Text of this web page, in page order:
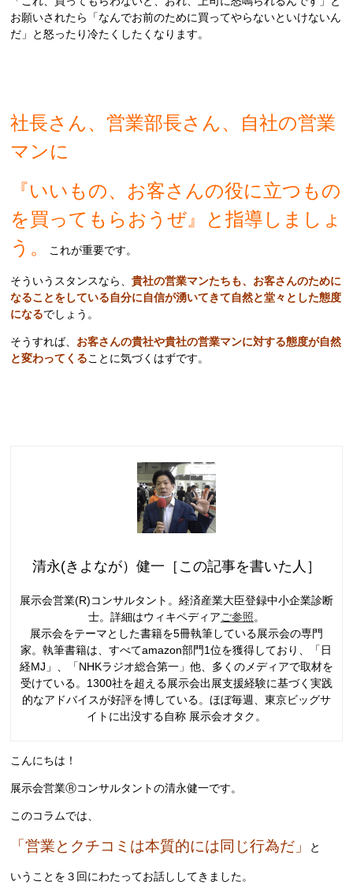
お願いされたら「なんでお前のために買ってやらないといけないん
だ」と怒ったり冷たくしたくなります。
社長さん、営業部長さん、自社の営業
マンに
『いいもの、お客さんの役に立つもの
を買ってもらおうぜ』と指導しましょ
う。
これが重要です。
そういうスタンスなら、貴社の営業マンたちも、お客さんのために
なることをしている自分に自信が湧いてきて自然と堂々とした態度
になるでしょう。
そうすれば、 お客さんの貴社や貴社の営業マンに対する態度が自然
と変わってくることに気づくはずです。
清永(きよなが）健一［この記事を書いた人］
展示会営業(R)コンサルタント。経済産業大臣登録中小企業診断
士。詳細はウィキペディアご参照。
展示会をテーマとした書籍を5冊執筆している展示会の専門
家。執筆書籍は、すべてamazon部門1位を獲得しており、「日
経MJ」、「NHKラジオ総合第一」他、多くのメディアで取材を
受けている。1300社を超える展示会出展支援経験に基づく実践
的なアドバイスが好評を博している。ほぼ毎週、東京ビッグサ
イトに出没する自称 展示会オタク。
こんにちは！
展示会営業Ⓡコンサルタントの清永健一です。
このコラムでは、
「営業とクチコミは本質的には同じ行為だ」 と
いうことを３回にわたってお話ししてきました。